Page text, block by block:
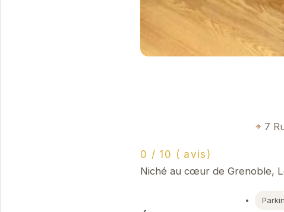
7
0 / 10 ( avis)
Niché au cœur de Grenoble,